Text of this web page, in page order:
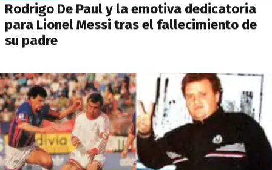
Rodrigo De Paul y la emotiva dedicatoria
para Lionel Messi tras el fallecimiento de
su padre